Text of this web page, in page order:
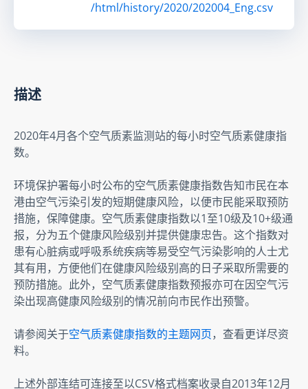
/html/history/2020/202004_Eng.csv
描述
2020年4月各个空气质素监测站的每小时空气质素健康指
数。
环境保护署每小时公布的空气质素健康指数告知市民在本
港由空气污染引发的短期健康风险，以便市民能采取预防
措施，保障健康。空气质素健康指数以1至10级及10+级通
报，分为五个健康风险级别并提供健康忠告。这个指数对
患有心脏病或呼吸系统疾病等易受空气污染影响的人士尤
其有用，方便他们在健康风险级别高的日子采取所需要的
预防措施。此外，空气质素健康指数预报亦可在因空气污
染出现高健康风险级别的情况前向市民作出预警。
请参阅关于空气质素健康指数的主题网页，查看更详尽资
料。
上述外部连结可连接至以CSV格式档案收录自2013年12月